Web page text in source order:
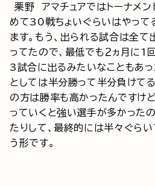
栗野 アマチュアではトーナメン
めて30戦ちょいぐらいはやって
ます。もう、出られる試合は全
ってたので、最低でも２ヵ月に1
3試合に出るみたいなこともあっ
としては半分勝って半分負けて
の方は勝率も高かったんですけ
っていくと強い選手が多かった
たりして、最終的には半々ぐら
う形です。